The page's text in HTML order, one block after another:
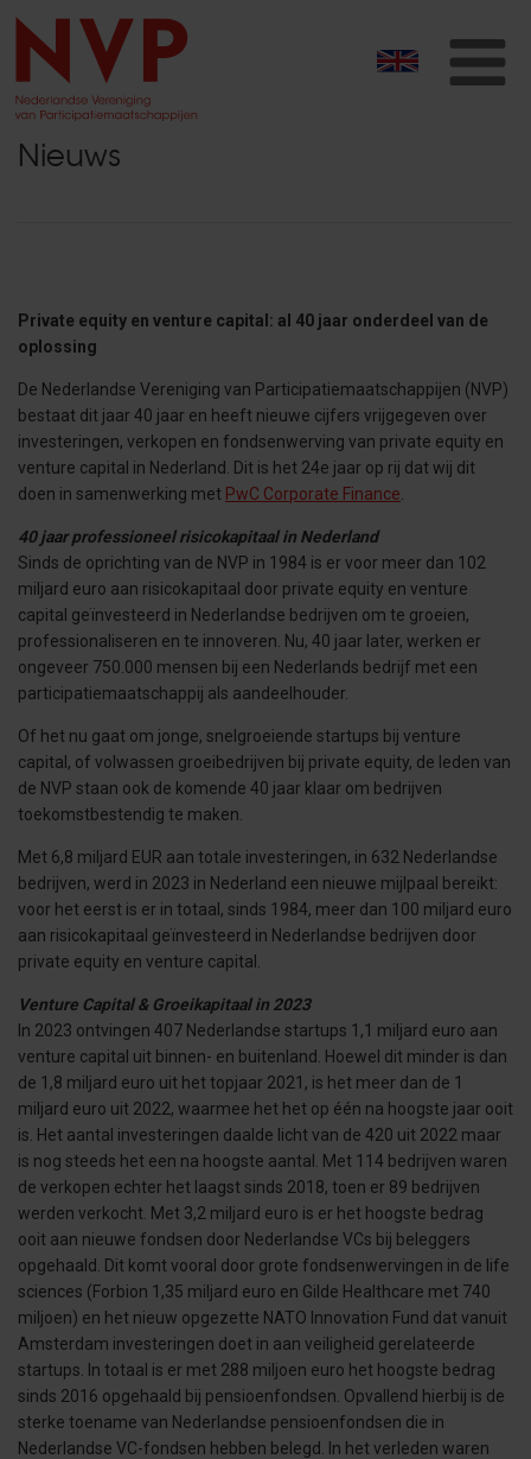
Nieuws
Private equity en venture capital: al 40 jaar onderdeel van de
oplossing
De Nederlandse Vereniging van Participatiemaatschappijen (NVP)
bestaat dit jaar 40 jaar en heeft nieuwe cijfers vrijgegeven over
investeringen, verkopen en fondsenwerving van private equity en
venture capital in Nederland. Dit is het 24e jaar op rij dat wij dit
doen in samenwerking met PwC Corporate Finance
40 jaar professioneel risicokapitaal in Nederland
Sinds de oprichting van de NVP in 1984 is er voor meer dan 102
miljard euro aan risicokapitaal door private equity en venture
capital geïnvesteerd in Nederlandse bedrijven om te groeien,
professionaliseren en te innoveren. Nu, 40 jaar later, werken er
ongeveer 750.000 mensen bij een Nederlands bedrijf met een
participatiemaatschappij als aandeelhouder.
Of het nu gaat om jonge, snelgroeiende startups bij venture
capital, of volwassen groeibedrijven bij private equity, de leden van
de NVP staan ook de komende 40 jaar klaar om bedrijven
toekomstbestendig te maken.
Met 6,8 miljard EUR aan totale investeringen, in 632 Nederlandse
bedrijven, werd in 2023 in Nederland een nieuwe mijlpaal bereikt:
voor het eerst is er in totaal, sinds 1984, meer dan 100 miljard euro
aan risicokapitaal geïnvesteerd in Nederlandse bedrijven door
private equity en venture capital.
Venture Capital & Groeikapitaal in 2023
In 2023 ontvingen 407 Nederlandse startups 1,1 miljard euro aan
venture capital uit binnen- en buitenland. Hoewel dit minder is dan
de 1,8 miljard euro uit het topjaar 2021, is het meer dan de 1
miljard euro uit 2022, waarmee het het op één na hoogste jaar ooit
is. Het aantal investeringen daalde licht van de 420 uit 2022 maar
is nog steeds het een na hoogste aantal. Met 114 bedrijven waren
de verkopen echter het laagst sinds 2018, toen er 89 bedrijven
werden verkocht. Met 3,2 miljard euro is er het hoogste bedrag
ooit aan nieuwe fondsen door Nederlandse VCs bij beleggers
opgehaald. Dit komt vooral door grote fondsenwervingen in de life
sciences (Forbion 1,35 miljard euro en Gilde Healthcare met 740
miljoen) en het nieuw opgezette NATO Innovation Fund dat vanuit
Amsterdam investeringen doet in aan veiligheid gerelateerde
startups. In totaal is er met 288 miljoen euro het hoogste bedrag
sinds 2016 opgehaald bij pensioenfondsen. Opvallend hierbij is de
sterke toename van Nederlandse pensioenfondsen die in
Nederlandse VC-fondsen hebben belegd. In het verleden waren